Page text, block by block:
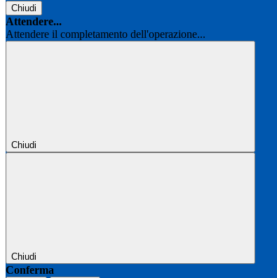
Chiudi
Attendere...
Attendere il completamento dell'operazione...
Chiudi
Chiudi
Conferma